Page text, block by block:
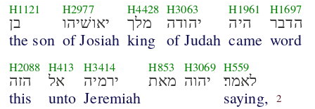
H1121
בן
the son
H2977
יאושׁיהו
of Josiah
H4428
מלך
king
H3063
יהודה
of Judah
H1961
היה
came
H1697
הדבר
word
H2088
הזה
this
H413
אל
unto
H3414
ירמיה
Jeremiah
H853
מאת
H3069
יהוה
H559
לאמר׃
saying, 2